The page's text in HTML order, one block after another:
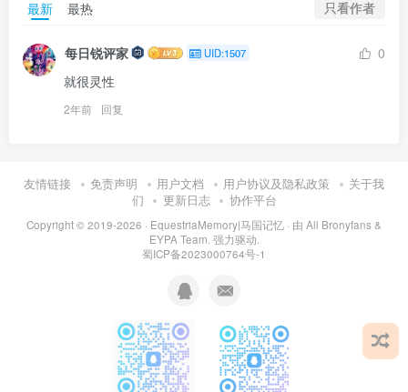
最新 最热 只看作者
每日锐评家 UID:1507
0
就很灵性
2年前 回复
友情链接 免责声明 用户文档 用户协议及隐私政策
关于我
们
更新日志 协作平台
Copyright © 2019-2026 · EquestriaMemory|马国记忆 · 由 All Bronyfans &
EYPA Team. 强力驱动.
蜀ICP备2023000764号-1